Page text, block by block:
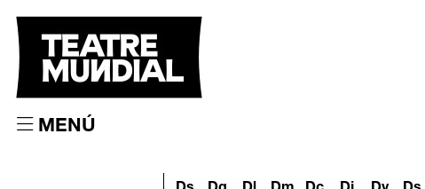
MENÚ